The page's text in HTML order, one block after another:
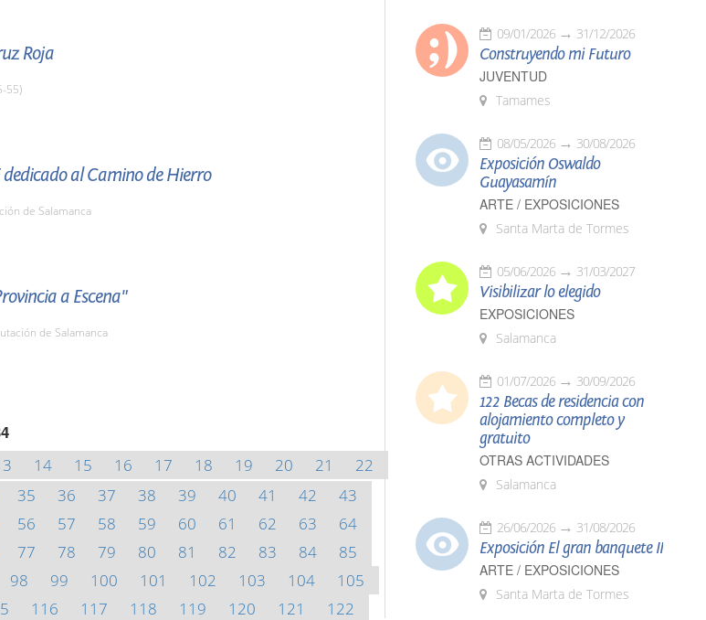
Roja
55)
al Camino de Hierro
de Salamanca
a Escena"
de Salamanca
14 15 16 17 18 19 20 21
22
35 36 37 38 39 40 41 42
43
56 57 58 59 60 61 62 63
64
77 78 79 80 81 82 83 84
85
98 99 100 101 102 103 104
105
116 117 118 119 120 121
122
09/01/2026 31/12/2026
Construyendo mi Futuro
JUVENTUD
Tamames
08/05/2026 30/08/2026
Exposición Oswaldo
Guayasamín
ARTE / EXPOSICIONES
Santa Marta de Tormes
05/06/2026 31/03/2027
Visibilizar lo elegido
EXPOSICIONES
Salamanca
01/07/2026 30/09/2026
122 Becas de residencia con
alojamiento completo y
gratuito
OTRAS ACTIVIDADES
Salamanca
26/06/2026 31/08/2026
Exposición El gran banquete II
ARTE / EXPOSICIONES
Santa Marta de Tormes